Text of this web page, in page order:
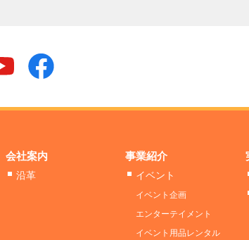
会社案内
沿革
事業紹介
イベント
イベント企画
エンターテイメント
イベント用品レンタル